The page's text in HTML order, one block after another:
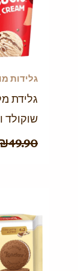
גלידות
גלידת
שוקולד
49.90